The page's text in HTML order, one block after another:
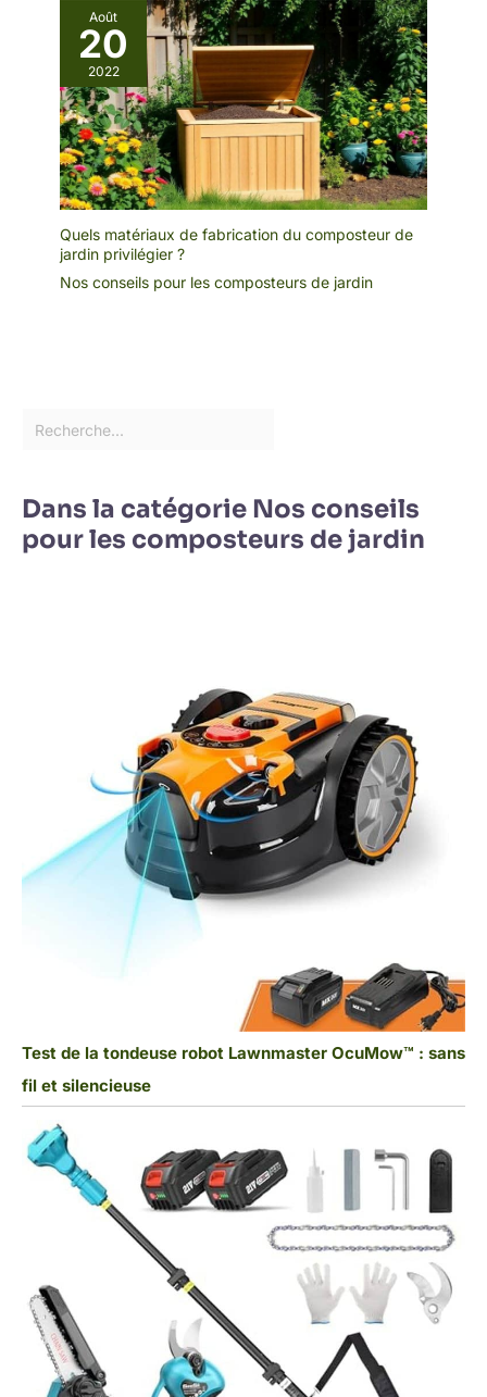
mais puissante Sécateur
à Batterie Efficace et
Sécurisé : Le secateur a
batterie de 33 mm
nécessite deux
pressions sur la gâchette
pour démarrer après la
mise sous tension, afin
d’éviter toute activation
accidentelle. Après
utilisation, maintenez la
pendant 3 à 5 secondes
Août
20
2022
Quels matériaux de fabrication du composteur de
jardin privilégier ?
Nos conseils pour les composteurs de jardin
Dans la catégorie Nos conseils
pour les composteurs de jardin
Test de la tondeuse robot Lawnmaster OcuMow™ : sans
fil et silencieuse